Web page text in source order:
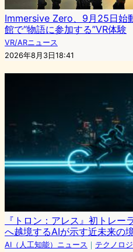
Immersive Zero、9月25日始
館で“物語に参加する”VR体験
VR/ARニュース
2026年8月3日18:41
『トロン：アレス』初トレ
へ越境するAIが示す近未来の
AI（人工知能）ニュース ｜ テクノロ